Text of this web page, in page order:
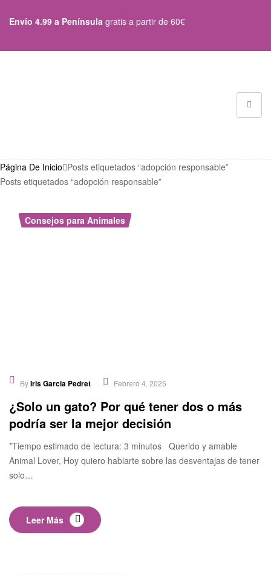
Envío 4.99 a Península gratis a partir de 60€
Página De Inicio Posts etiquetados “adopción responsable”
Posts etiquetados “adopción responsable”
Consejos para Animales
ByIris Garcia Pedret Febrero 4, 2025
¿Solo un gato? Por qué tener dos o más
podría ser la mejor decisión
*Tiempo estimado de lectura: 3 minutos Querido y amable
Animal Lover, Hoy quiero hablarte sobre las desventajas de tener
solo…
Leer Más